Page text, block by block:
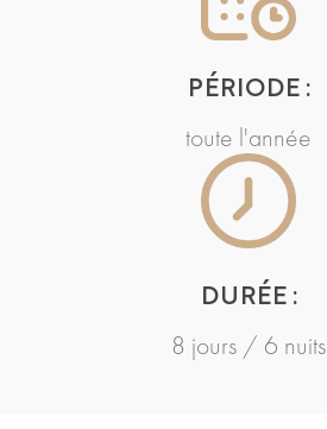
PÉRIODE :
toute l'année
DURÉE :
8 jours / 6 nuits